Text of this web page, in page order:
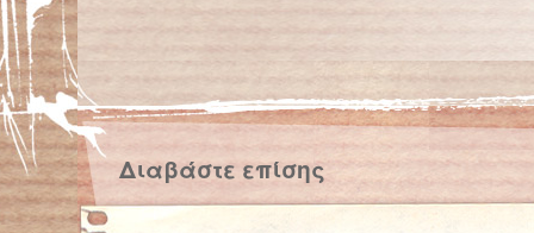
Διαβάστε επίσης